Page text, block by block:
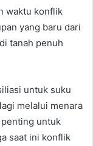
waktu konflik
yang baru dari
tanah penuh
untuk suku
melalui menara
untuk
saat ini konflik